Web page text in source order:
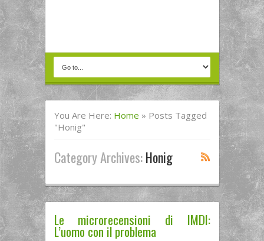
You Are Here: Home » Posts Tagged
"honig"
Category Archives:Honig
Le microrecensioni di IMDI:
L’uomo con il problema